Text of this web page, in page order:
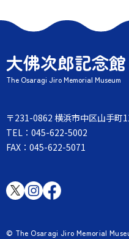
大佛次郎記念館
The Osaragi Jiro Memorial Museum
〒231-0862 横浜市中区山手町
TEL：045-622-5002
FAX：045-622-5071
© The Osaragi Jiro Memorial